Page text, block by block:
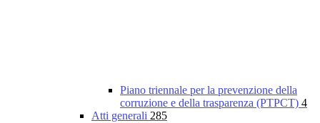
Piano triennale per la prevenzione della
corruzione e della trasparenza (PTPCT) 4
Atti generali 285